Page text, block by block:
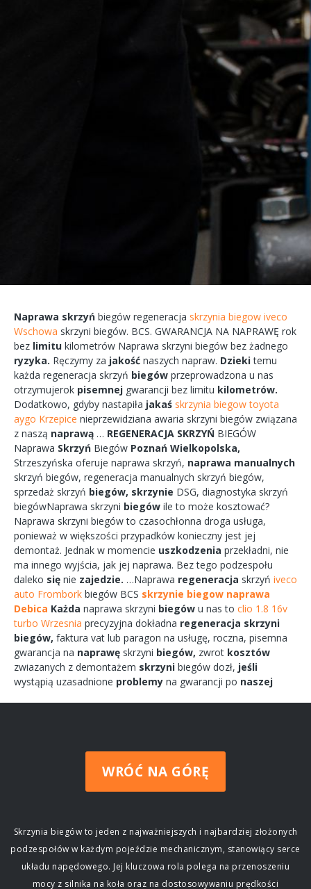
Naprawa skrzyń biegów regeneracja skrzynia biegow iveco
Wschowa skrzyni biegów. BCS. GWARANCJA NA NAPRAWĘ rok
bez limitu kilometrów Naprawa skrzyni biegów bez żadnego
ryzyka. Ręczymy za jakość naszych napraw. Dziekitemu
każda regeneracja skrzyń biegów przeprowadzona u nas
otrzymujerok pisemnej gwarancji bez limitu kilometrów.
Dodatkowo, gdyby nastapiła jakaś skrzynia biegow toyota
aygo Krzepice nieprzewidziana awaria skrzyni biegów związana
z naszą naprawą … REGENERACJA SKRZYŃ BIEGÓW
Naprawa Skrzyń Biegów Poznań Wielkopolska,
Strzeszyńska oferuje naprawa skrzyń, naprawa manualnych
skrzyń biegów, regeneracja manualnych skrzyń biegów,
sprzedaż skrzyń biegów, skrzynie DSG, diagnostyka skrzyń
biegówNaprawa skrzyni biegów ile to może kosztować?
Naprawa skrzyni biegówto czasochłonna droga usługa,
ponieważ w większości przypadków konieczny jest jej
demontaż. Jednak w momencie uszkodzenia przekładni, nie
ma innego wyjścia, jak jej naprawa. Bez tego podzespołu
daleko się nie zajedzie. …Naprawa regeneracja skrzyń iveco
auto Frombork biegów BCS skrzynie biegow naprawa
Debica Każda naprawa skrzyni biegów u nas to clio 1.8 16v
turbo Wrzesnia precyzyjna dokładna regeneracja skrzyni
biegów, faktura vat lub paragon na usługę, roczna, pisemna
gwarancja na naprawę skrzyni biegów, zwrot kosztów
zwiazanych z demontażem skrzyni biegów dozł, jeśli
wystąpią uzasadnione problemy na gwarancji po naszej
WRÓĆ NA GÓRĘ
Skrzynia biegów to jeden z najważniejszych i najbardziej złożonych
podzespołów w każdym pojeździe mechanicznym, stanowiący serce
układu napędowego. Jej kluczowa rola polega na przenoszeniu
mocy z silnika na koła oraz na dostosowywaniu prędkości